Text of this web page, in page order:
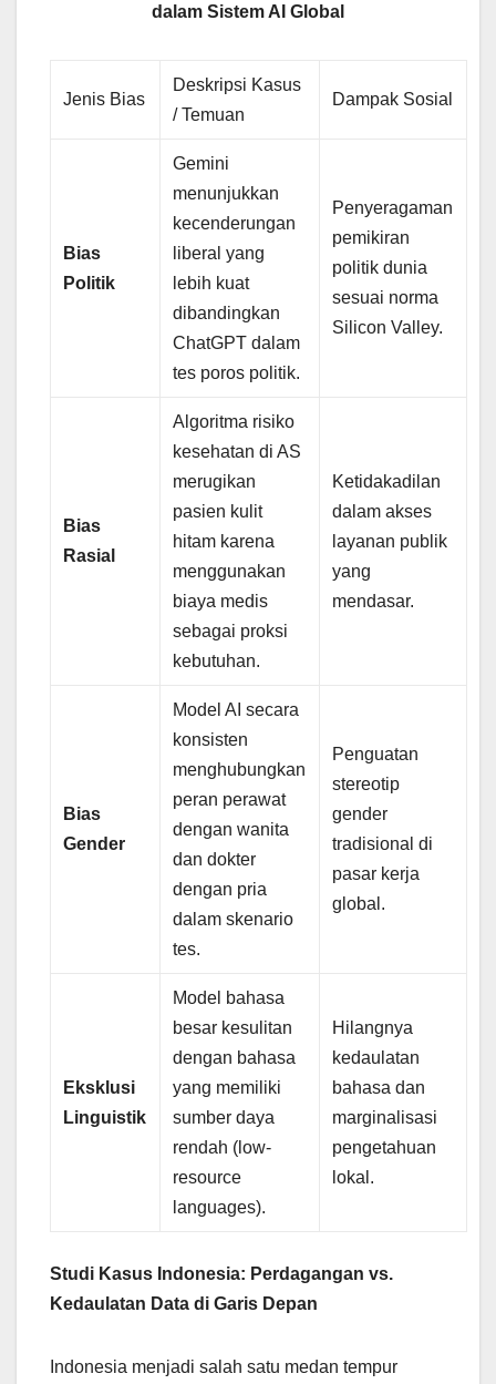
dalam Sistem AI Global
Jenis Bias
Deskripsi Kasus
/ Temuan
Dampak Sosial
Bias
Politik
Gemini
menunjukkan
kecenderungan
liberal yang
lebih kuat
dibandingkan
ChatGPT dalam
tes poros politik.
Penyeragaman
pemikiran
politik dunia
sesuai norma
Silicon Valley.
Bias
Rasial
Algoritma risiko
kesehatan di AS
merugikan
pasien kulit
hitam karena
menggunakan
biaya medis
sebagai proksi
kebutuhan.
Ketidakadilan
dalam akses
layanan publik
yang
mendasar.
Bias
Gender
Model AI secara
konsisten
menghubungkan
peran perawat
dengan wanita
dan dokter
dengan pria
dalam skenario
tes.
Penguatan
stereotip
gender
tradisional di
pasar kerja
global.
Eksklusi
Linguistik
Model bahasa
besar kesulitan
dengan bahasa
yang memiliki
sumber daya
rendah (low-
resource
languages).
Hilangnya
kedaulatan
bahasa dan
marginalisasi
pengetahuan
lokal.
Studi Kasus Indonesia: Perdagangan vs.
Kedaulatan Data di Garis Depan
Indonesia menjadi salah satu medan tempur